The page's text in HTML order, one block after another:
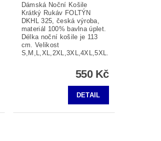
Dámská Noční Košile
Krátký Rukáv FOLTÝN
DKHL 325, česká výroba,
materiál 100% bavlna úplet.
Délka noční košile je 113
cm. Velikost
S,M,L,XL,2XL,3XL,4XL,5XL.
550 Kč
DETAIL